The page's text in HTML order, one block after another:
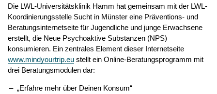
Die LWL-Universitätsklinik Hamm hat gemeinsam mit der LWL-
Koordinierungsstelle Sucht in Münster eine Präventions- und
Beratungsinternetseite für Jugendliche und junge Erwachsene
erstellt, die Neue Psychoaktive Substanzen (NPS)
konsumieren. Ein zentrales Element dieser Internetseite
www.mindyourtrip.eu stellt ein Online-Beratungsprogramm mit
drei Beratungsmodulen dar:
„Erfahre mehr über Deinen Konsum“